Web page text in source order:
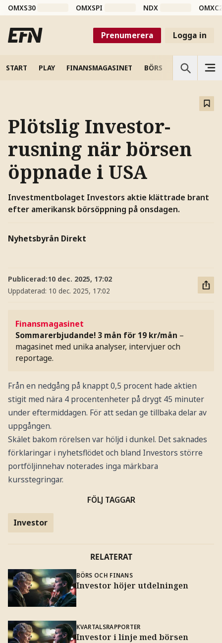
OMXS30 OMXSPI NDX
Prenumerera Logga in
START PLAY FINANSMAGASINET BÖRS VETENSKAP
Plötslig Investor-
rusning när börsen
öppnade i USA
Investmentbolaget Investors aktie klättrade brant
efter amerikansk börsöppning på onsdagen.
Nyhetsbyrån Direkt
Publicerad:10 dec. 2025, 17:02
Uppdaterad: 10 dec. 2025, 17:02
Finansmagasinet
Sommarerbjudande! 3 mån för 19 kr/mån –
magasinet med unika analyser, intervjuer och
reportage.
Från en nedgång på knappt 0,5 procent hade aktien
stigit med nära 4 procentenheter på drygt 45 minuter
under eftermiddagen. För att sedan ge tillbaka delar av
uppgången.
Skälet bakom rörelsen var höljd i dunkel. Det saknades
förklaringar i nyhetsflödet och bland Investors större
portföljinnehav noterades inga märkbara
kursstegringar.
FÖLJ TAGGAR
Investor
RELATERAT
BÖRS OCH FINANS
Investor höjer utdelningen
KVARTALSRAPPORTER
Investor i linje med börsen